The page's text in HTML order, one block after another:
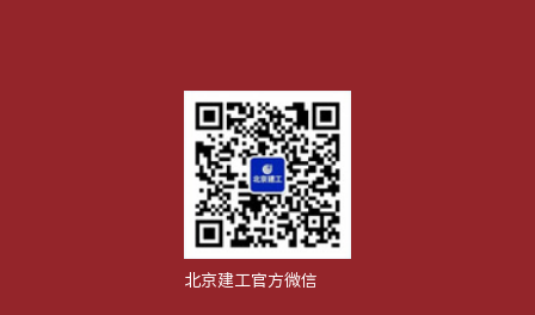
北京建工官方微信